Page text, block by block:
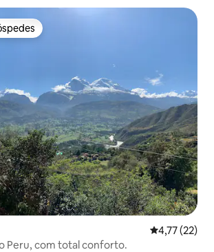
4,77 de uma
4,77 (22)
Peru, com total conforto.